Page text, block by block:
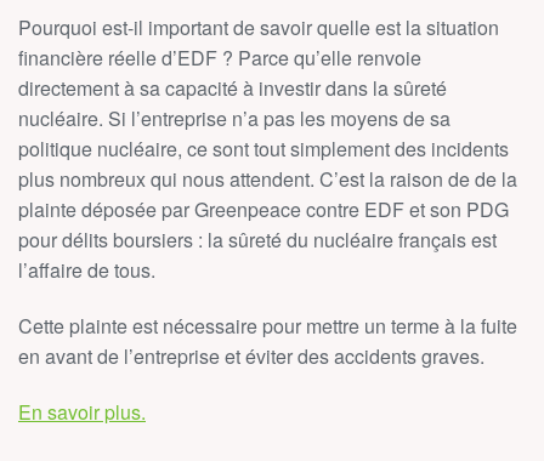
Pourquoi est-il important de savoir quelle est la situation
financière réelle d’EDF ? Parce qu’elle renvoie
directement à sa capacité à investir dans la sûreté
nucléaire. Si l’entreprise n’a pas les moyens de sa
politique nucléaire, ce sont tout simplement des incidents
plus nombreux qui nous attendent. C’est la raison de de la
plainte déposée par Greenpeace contre EDF et son PDG
pour délits boursiers : la sûreté du nucléaire français est
l’affaire de tous.
Cette plainte est nécessaire pour mettre un terme à la fuite
en avant de l’entreprise et éviter des accidents graves.
En savoir plus.